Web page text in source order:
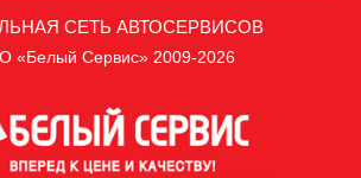
СЕТЬ АВТОСЕРВИСОВ
«Белый Сервис» 2009-2026